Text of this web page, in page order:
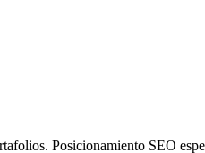
Posicionamiento SEO